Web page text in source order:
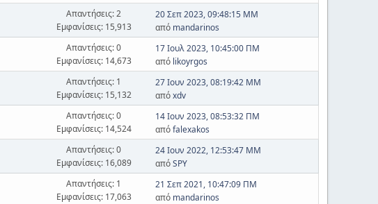
Απαντήσεις: 2
Εμφανίσεις: 15,913
20 Σεπ 2023, 09:48:15 ΜΜ
από mandarinos
Απαντήσεις: 0
Εμφανίσεις: 14,673
17 Ιουλ 2023, 10:45:00 ΠΜ
από likoyrgos
Απαντήσεις: 1
Εμφανίσεις: 15,132
27 Ιουν 2023, 08:19:42 ΜΜ
απόxdv
Απαντήσεις: 0
Εμφανίσεις: 14,524
14 Ιουν 2023, 08:53:32 ΠΜ
απόfalexakos
Απαντήσεις: 0
Εμφανίσεις: 16,089
24 Ιουν 2022, 12:53:47 ΜΜ
απόSPY
Απαντήσεις: 1
Εμφανίσεις: 17,063
21 Σεπ 2021, 10:47:09 ΠΜ
από mandarinos